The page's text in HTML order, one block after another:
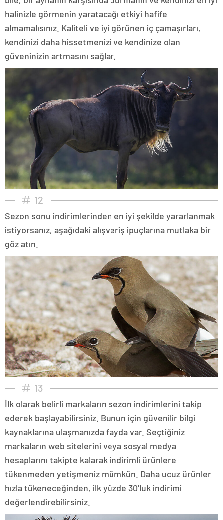
halinizle görmenin yaratacağı etkiyi hafife
almamalısınız. Kaliteli ve iyi görünen iç çamaşırları,
kendinizi daha hissetmenizi ve kendinize olan
güveninizin artmasını sağlar.
12
Sezon sonu indirimlerinden en iyi şekilde yararlanmak
istiyorsanız, aşağıdaki alışveriş ipuçlarına mutlaka bir
göz atın.
13
İlk olarak belirli markaların sezon indirimlerini takip
ederek başlayabilirsiniz. Bunun için güvenilir bilgi
kaynaklarına ulaşmanızda fayda var. Seçtiğiniz
markaların web sitelerini veya sosyal medya
hesaplarını takipte kalarak indirimli ürünlere
tükenmeden yetişmeniz mümkün. Daha ucuz ürünler
hızla tükeneceğinden, ilk yüzde 30’luk indirimi
değerlendirebilirsiniz.